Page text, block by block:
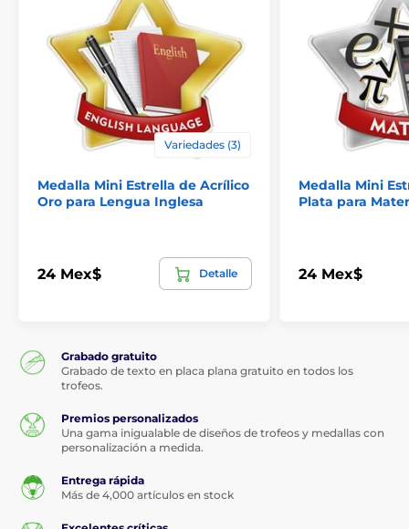
Variedades (3)
Medalla Mini Estrella de Acrílico
Oro para Lengua Inglesa
24 Mex$ Detalle
Medalla Mini
Plata para
24 Mex$
Grabado gratuito
Grabado de texto en placa plana gratuito en todos los
trofeos.
Premios personalizados
Una gama inigualable de diseños de trofeos y medallas con
personalización a medida.
Entrega rápida
Más de 4,000 artículos en stock